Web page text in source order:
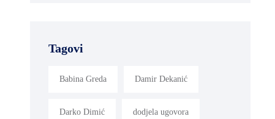
Tagovi
Babina Greda Damir Dekanić
Darko Dimić dodjela ugovora